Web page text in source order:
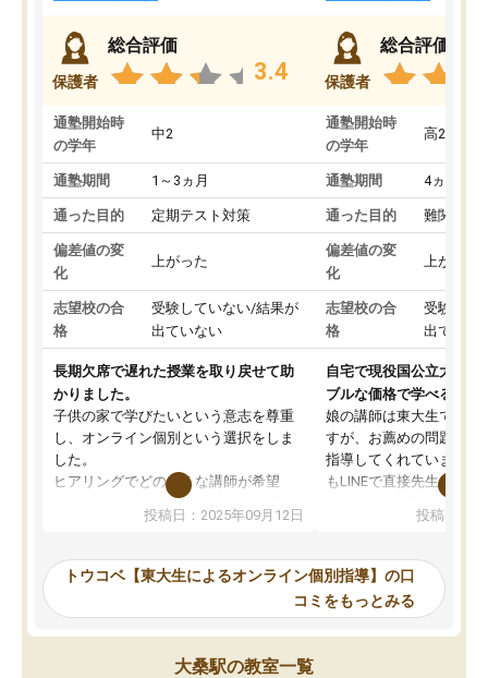
保護者
総合評価
3.4
通塾開始時
の学年
中2
通塾期間 1～3ヵ月
通った目的 定期テスト対策
偏差値の変
化
上がった
志望校の合
格
受験していない/結果が
出ていない
長期欠席で遅れた授業を取り戻せて助
かりました。
子供の家で学びたいという意志を尊重
し、オンライン個別という選択をしま
した。
ヒアリングでどのような講師が希望
か、オプションは付帯するかなど選ぶ
事が出来ました。
ーティングを行い、その講師で良いか
見てから講師を決定する事ができま
す。
うちの子は、初回面談の講師の方で決
投稿日：2025年09月12日
保護者
総合評価
通塾開始時
の学年
高2
通塾期間 4ヵ月～1
通った目的 難関私立
偏差値の変
化
上がった
志望校の合
格
受験して
出ていな
自宅で現役国公立大学生
ブルな価格で学べる
娘の講師は東大生では無
すが、お薦めの問題集や
指導してくれています。
もLINEで直接先生に質問
めれるので、個人に合
いなのがあり(有料)、受
ことをどんなスケジュー
くか相談したのですが、
ち期待したものではなく
投稿日：
トウコベ【東大生によるオンライン個別指導】の口
コミをもっとみる
大桑駅の教室一覧